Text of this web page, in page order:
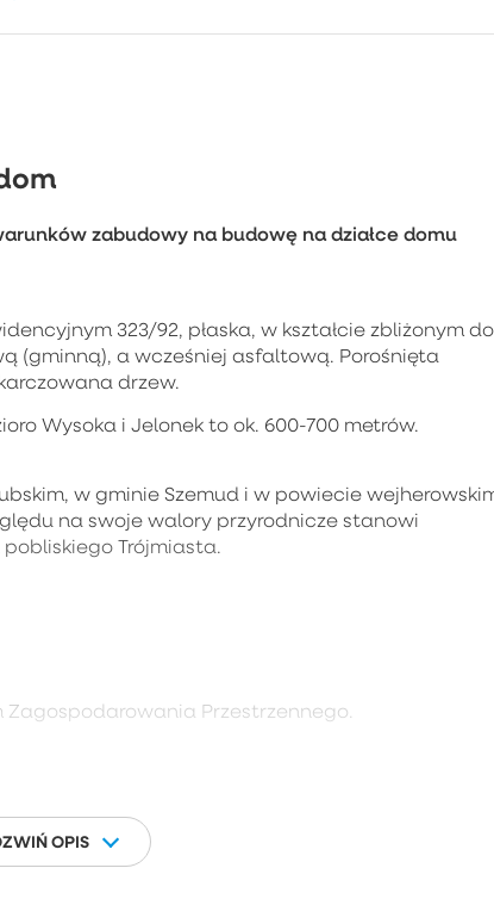
zabudowy na budowę na działce domu
323/92, płaska, w kształcie zbliżonym do
(gminną), a wcześniej asfaltową. Porośnięta
drzew.
Wysoka i Jelonek to ok. 600-700 metrów.
w gminie Szemud i w powiecie
na swoje walory przyrodnicze stanowi
Trójmiasta.
Przestrzennego.
OPIS